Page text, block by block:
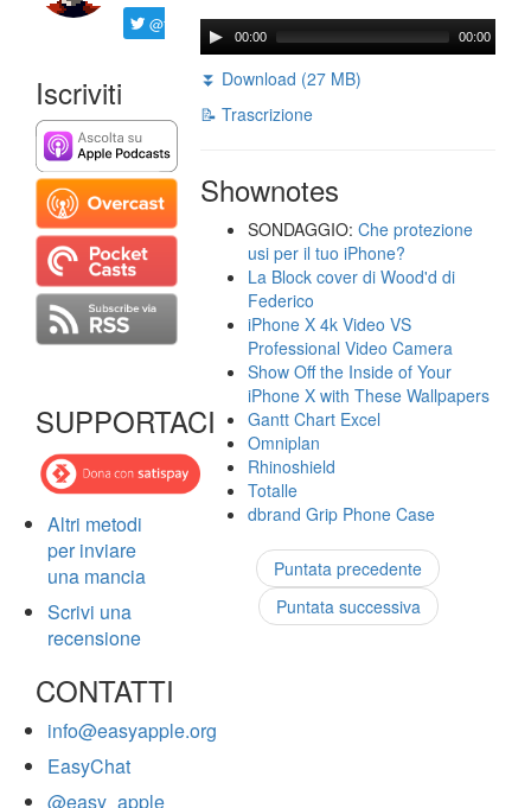
@ftrava
Iscriviti
SUPPORTACI
Altri metodi
per inviare
una mancia
Scrivi una
recensione
CONTATTI
info@easyapple.org
EasyChat
@easy_apple
00:00 00:00
⏬ Download (27 MB)
📝 Trascrizione
Shownotes
SONDAGGIO:Che protezione
usi per il tuo iPhone?
La Block cover di Wood'd di
Federico
iPhone X 4k Video VS
Professional Video Camera
Show Off the Inside of Your
iPhone X with These Wallpapers
Gantt Chart Excel
Omniplan
Rhinoshield
Totalle
dbrand Grip Phone Case
Puntata precedente
Puntata successiva